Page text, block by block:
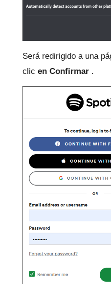
Será redirigido a una
clic en Confirmar .